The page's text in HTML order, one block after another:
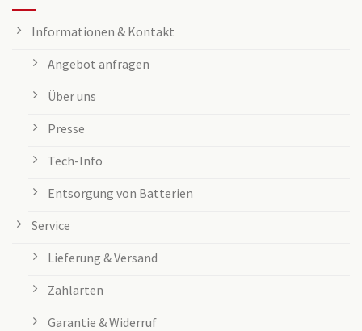
Informationen & Kontakt
Angebot anfragen
Über uns
Presse
Tech-Info
Entsorgung von Batterien
Service
Lieferung & Versand
Zahlarten
Garantie & Widerruf